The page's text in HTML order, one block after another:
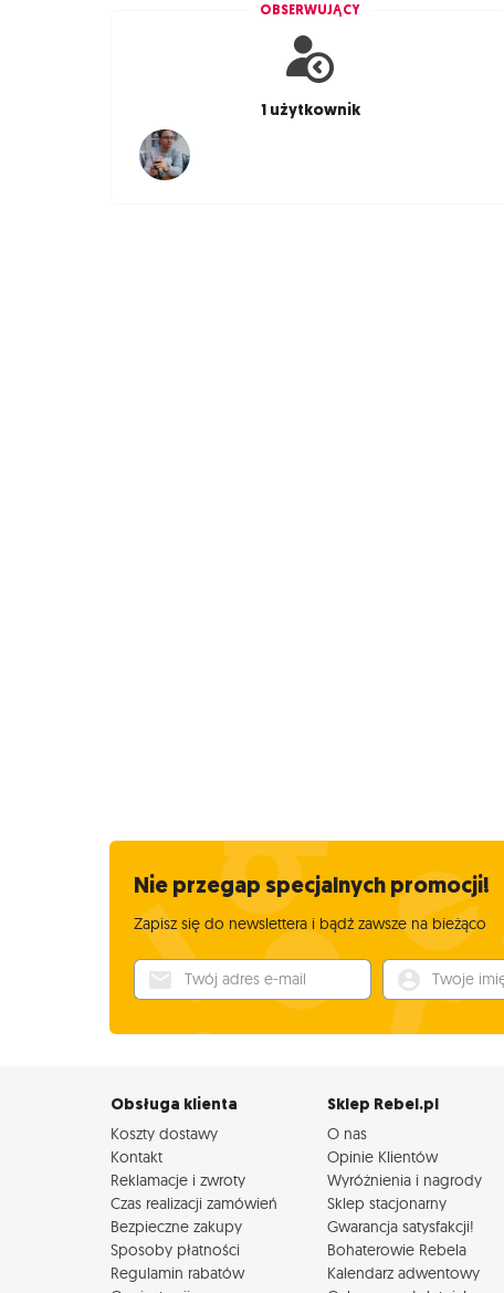
OBSERWUJĄCY
1 użytkownik
Nie przegap specjalnych promocji!
Zapisz się do newslettera i bądź zawsze na bieżąco
Twój adres e-mail Twoje imię
Obsługa klienta
Koszty dostawy
Kontakt
Reklamacje i zwroty
Czas realizacji zamówień
Bezpieczne zakupy
Sposoby płatności
Regulamin rabatów
Sklep Rebel.pl
O nas
Opinie Klientów
Wyróżnienia i nagrody
Sklep stacjonarny
Gwarancja satysfakcji!
Bohaterowie Rebela
Kalendarz adwentowy